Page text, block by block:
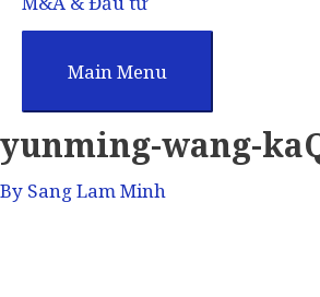
Main Menu
yunming-wang-
By Sang Lam Minh